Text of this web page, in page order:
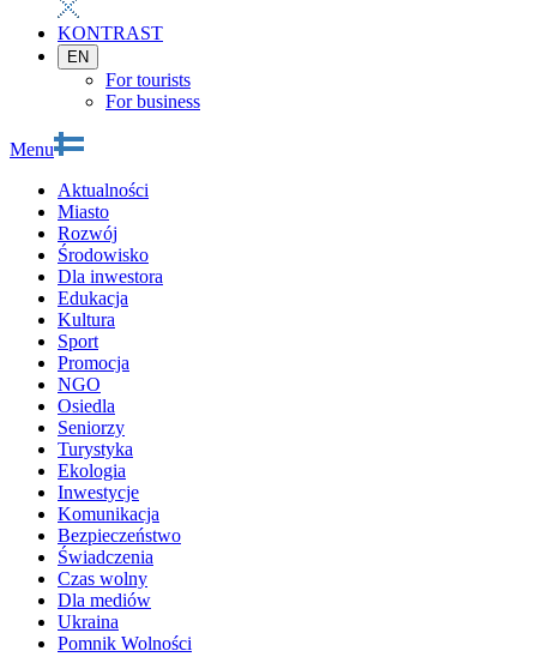
KONTRAST
EN
For tourists
For business
Menu
Aktualności
Miasto
Rozwój
Środowisko
Dla inwestora
Edukacja
Kultura
Sport
Promocja
NGO
Osiedla
Seniorzy
Turystyka
Ekologia
Inwestycje
Komunikacja
Bezpieczeństwo
Świadczenia
Czas wolny
Dla mediów
Ukraina
Pomnik Wolności